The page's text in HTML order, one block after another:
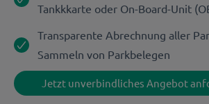
Tankkkarte oder On-Board-Unit
Transparente Abrechnung aller
Sammeln von Parkbelegen
Jetzt unverbindliches Angebot